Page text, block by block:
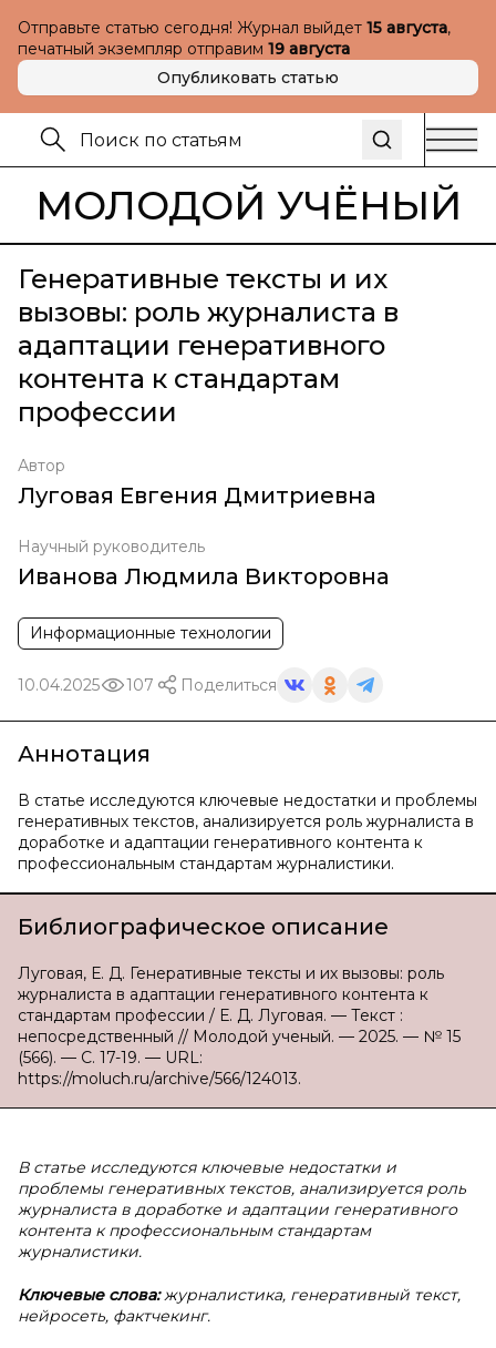
Отправьте статью сегодня! Журнал выйдет 15 августа,
печатный экземпляр отправим 19 августа
Опубликовать статью
МОЛОДОЙ УЧЁНЫЙ
Генеративные тексты и их
вызовы: роль журналиста в
адаптации генеративного
контента к стандартам
профессии
Автор
Луговая Евгения Дмитриевна
Научный руководитель
Иванова Людмила Викторовна
Информационные технологии
10.04.2025 107 Поделиться
Аннотация
В статье исследуются ключевые недостатки и проблемы
генеративных текстов, анализируется роль журналиста в
доработке и адаптации генеративного контента к
профессиональным стандартам журналистики.
Библиографическое описание
Луговая, Е. Д. Генеративные тексты и их вызовы: роль
журналиста в адаптации генеративного контента к
стандартам профессии / Е. Д. Луговая. — Текст :
непосредственный // Молодой ученый. — 2025. — № 15
(566). — С. 17-19. — URL:
https://moluch.ru/archive/566/124013.
В статье исследуются ключевые недостатки и
проблемы генеративных текстов, анализируется роль
журналиста в доработке и адаптации генеративного
контента к профессиональным стандартам
журналистики.
Ключевые слова:журналистика, генеративный текст,
нейросеть, фактчекинг.